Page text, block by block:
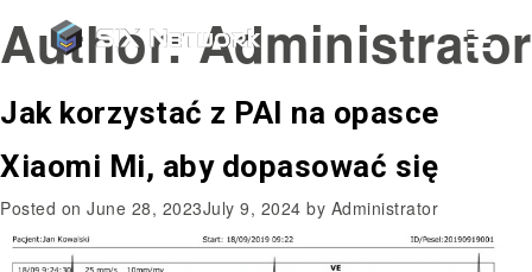
Author:Administrator
Jak korzystać z PAI na opasce
Xiaomi Mi, aby dopasować się
Posted on June 28, 2023July 9, 2024 by Administrator